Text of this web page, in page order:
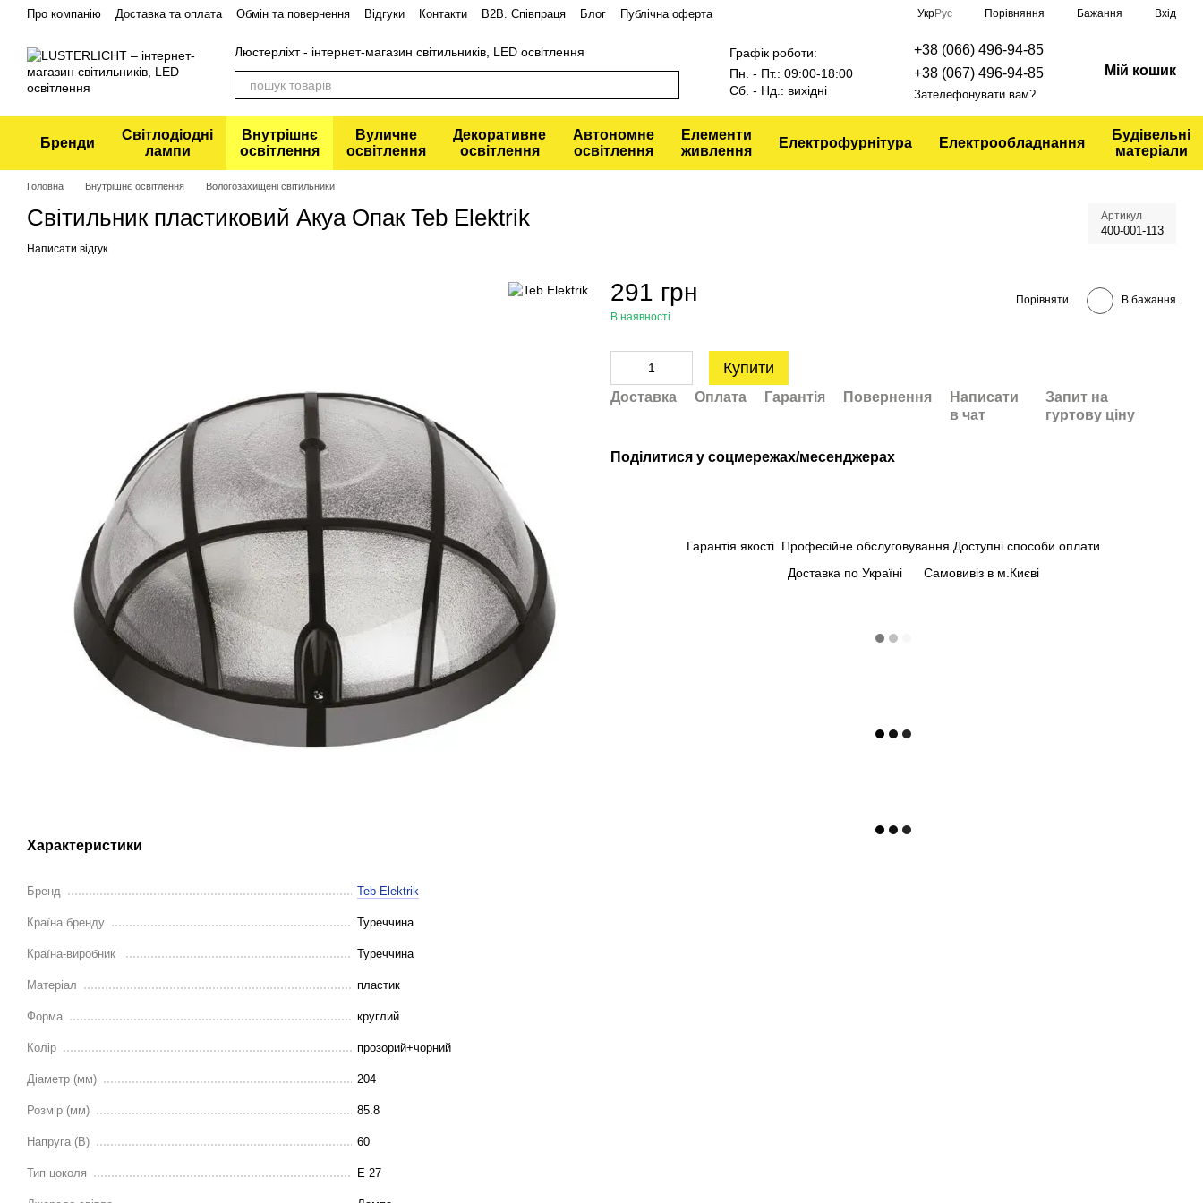
Перейти до основного контенту
Про компанію Доставка та оплата Обмін та повернення Відгуки Контакти В2В. Співпраця Блог
Публічна оферта
УкрРус Порівняння Бажання Вхід
Люстерліхт - інтернет-магазин світильників, LED освітлення
Графік роботи:
Пн. - Пт.: 09:00-18:00
Сб. - Нд.: вихідні
+38 (066) 496-94-85
+38 (067) 496-94-85
Зателефонувати вам?
Мій кошик
Бренди
Світлодіодні
лампи
Внутрішнє
освітлення
Вуличне
освітлення
Декоративне
освітлення
Автономне
освітлення
Елементи
живлення
Електрофурнітура Електрообладнання
Будівельні
матеріали
Головна Внутрішнє освітлення Вологозахищені світильники
Світильник пластиковий Акуа Опак Teb Elektrik Артикул
400-001-113
Написати відгук
Характеристики
Бренд Teb Elektrik
Країна бренду Туреччина
Країна-виробник Туреччина
Матеріал пластик
Форма круглий
Колір прозорий+чорний
Діаметр (мм) 204
Розмір (мм) 85.8
Напруга (В) 60
Тип цоколя E 27
291 грн
В наявності
Порівняти В бажання
Купити
Доставка Оплата Гарантія Повернення
Написати
в чат
Запит на
гуртову ціну
Поділитися у соцмережах/месенджерах
Гарантія якості Професійне обслуговування Доступні способи оплати
Доставка по Україні
Самовивіз в м.Києві